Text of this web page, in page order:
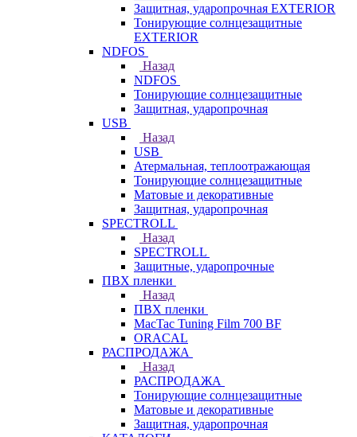
Защитная, ударопрочная EXTERIOR
Тонирующие солнцезащитные
EXTERIOR
NDFOS
Назад
NDFOS
Тонирующие солнцезащитные
Защитная, ударопрочная
USB
Назад
USB
Атермальная, теплоотражающая
Тонирующие солнцезащитные
Матовые и декоративные
Защитная, ударопрочная
SPECTROLL
Назад
SPECTROLL
Защитные, ударопрочные
ПВХ пленки
Назад
ПВХ пленки
MacTac Tuning Film 700 BF
ORACAL
РАСПРОДАЖА
Назад
РАСПРОДАЖА
Тонирующие солнцезащитные
Матовые и декоративные
Защитная, ударопрочная